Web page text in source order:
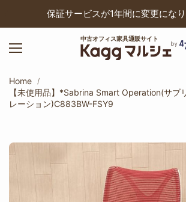
保証サービスが1年間に変更になり
中古オフィス家具通販サイト
Home
【未使用品】*Sabrina Smart Operation(サブ
レーション)C883BW-FSY9